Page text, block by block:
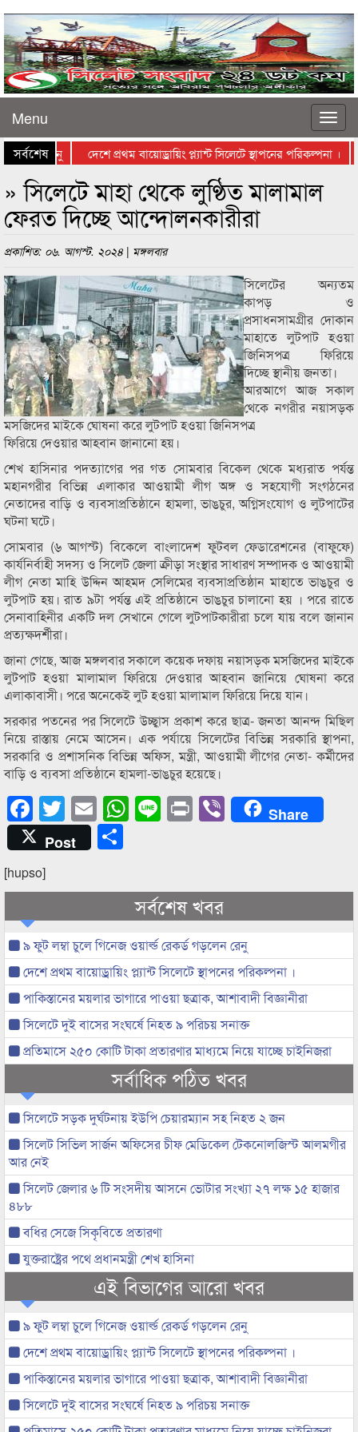
Menu
সর্বশেষ
রেনু দেশে প্রথম বায়োড্রায়িং প্ল্যান্ট সিলেটে স্থাপনের পরিকল্পনা ।
» সিলেটে মাহা থেকে লুণ্ঠিত মালামাল
ফেরত দিচ্ছে আন্দোলনকারীরা
প্রকাশিত: ০৬. আগস্ট. ২০২৪ | মঙ্গলবার
সিলেটের অন্যতম
কাপড় ও
প্রসাধনসামগ্রীর দোকান
মাহাতে লুটপাট হওয়া
জিনিসপত্র ফিরিয়ে
দিচ্ছে স্থানীয় জনতা।
আরআগে আজ সকাল
থেকে নগরীর নয়াসড়ক
মসজিদের মাইকে ঘোষনা করে লুটপাট হওয়া জিনিসপত্র
ফিরিয়ে দেওয়ার আহবান জানানো হয়।
শেখ হাসিনার পদত্যাগের পর গত সোমবার বিকেল থেকে মধ্যরাত পর্যন্ত
মহানগরীর বিভিন্ন এলাকার আওয়ামী লীগ অঙ্গ ও সহযোগী সংগঠনের
নেতাদের বাড়ি ও ব্যবসাপ্রতিষ্ঠানে হামলা, ভাঙচুর, অগ্নিসংযোগ ও লুটপাটের
ঘটনা ঘটে।
সোমবার (৬ আগস্ট) বিকেলে বাংলাদেশ ফুটবল ফেডারেশনের (বাফুফে)
কার্যনির্বাহী সদস্য ও সিলেট জেলা ক্রীড়া সংস্থার সাধারণ সম্পাদক ও আওয়ামী
লীগ নেতা মাহি উদ্দিন আহমদ সেলিমের ব্যবসাপ্রতিষ্ঠান মাহাতে ভাঙচুর ও
লুটপাট হয়। রাত ৯টা পর্যন্ত এই প্রতিষ্ঠানে ভাঙচুর চালানো হয় । পরে রাতে
সেনাবাহিনীর একটি দল সেখানে গেলে লুটপাটকারীরা চলে যায় বলে জানান
প্রত্যক্ষদর্শীরা।
জানা গেছে, আজ মঙ্গলবার সকালে কয়েক দফায় নয়াসড়ক মসজিদের মাইকে
লুটপাট হওয়া মালামাল ফিরিয়ে দেওয়ার আহবান জানিয়ে ঘোষনা করে
এলাকাবাসী। পরে অনেকেই লুট হওয়া মালামাল ফিরিয়ে দিয়ে যান।
সরকার পতনের পর সিলেটে উচ্ছ্বাস প্রকাশ করে ছাত্র- জনতা আনন্দ মিছিল
নিয়ে রাস্তায় নেমে আসেন। এক পর্যায়ে সিলেটের বিভিন্ন সরকারি স্থাপনা,
সরকারি ও প্রশাসনিক বিভিন্ন অফিস, মন্ত্রী, আওয়ামী লীগের নেতা- কর্মীদের
বাড়ি ও ব্যবসা প্রতিষ্ঠানে হামলা-ভাঙচুর হয়েছে।
Facebook
Twitter
EmailWhatsApp
LinePrintViberShare
Post
[hupso]
সর্বশেষ খবর
৯ ফুট লম্বা চুলে গিনেজ ওয়ার্ল্ড রেকর্ড গড়লেন রেনু
দেশে প্রথম বায়োড্রায়িং প্ল্যান্ট সিলেটে স্থাপনের পরিকল্পনা ।
পাকিস্তানের ময়লার ভাগারে পাওয়া ছত্রাক, আশাবাদী বিজ্ঞানীরা
সিলেটে দুই বাসের সংঘর্ষে নিহত ৯ পরিচয় সনাক্ত
প্রতিমাসে ২৫০ কোটি টাকা প্রতারণার মাধ্যমে নিয়ে যাচ্ছে চাইনিজরা
সর্বাধিক পঠিত খবর
সিলেটে সড়ক দুর্ঘটনায় ইউপি চেয়ারম্যান সহ নিহত ২ জন
সিলেট সিভিল সার্জন অফিসের চীফ মেডিকেল টেকনোলজিস্ট আলমগীর
আর নেই
সিলেট জেলার ৬ টি সংসদীয় আসনে ভোটার সংখ্যা ২৭ লক্ষ ১৫ হাজার
৪৮৮
বধির সেজে সিকৃবিতে প্রতারণা
যুক্তরাষ্ট্রের পথে প্রধানমন্ত্রী শেখ হাসিনা
এই বিভাগের আরো খবর
৯ ফুট লম্বা চুলে গিনেজ ওয়ার্ল্ড রেকর্ড গড়লেন রেনু
দেশে প্রথম বায়োড্রায়িং প্ল্যান্ট সিলেটে স্থাপনের পরিকল্পনা ।
পাকিস্তানের ময়লার ভাগারে পাওয়া ছত্রাক, আশাবাদী বিজ্ঞানীরা
সিলেটে দুই বাসের সংঘর্ষে নিহত ৯ পরিচয় সনাক্ত